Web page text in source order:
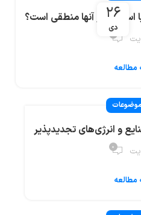
۲۶
دی
استفاده از آنها منطقی است؟
۰
مطالعه
و انرژی‌های تجدیدپذیر
۰
مطالعه